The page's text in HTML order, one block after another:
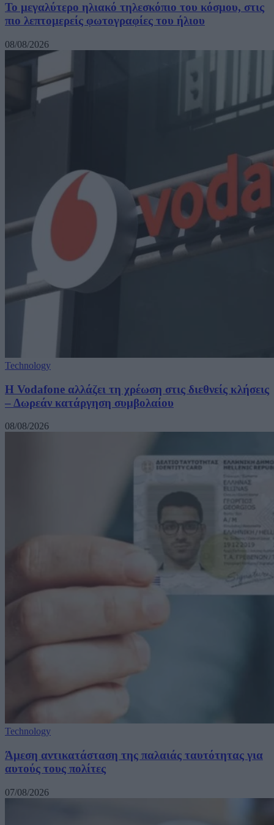
Το μεγαλύτερο ηλιακό τηλεσκόπιο του κόσμου, στις
πιο λεπτομερείς φωτογραφίες του ήλιου
08/08/2026
Technology
Η Vodafone αλλάζει τη χρέωση στις διεθνείς κλήσεις
– Δωρεάν κατάργηση συμβολαίου
08/08/2026
Technology
Άμεση αντικατάσταση της παλαιάς ταυτότητας για
αυτούς τους πολίτες
07/08/2026